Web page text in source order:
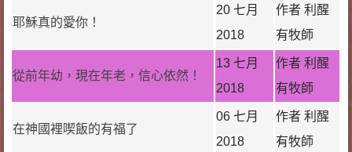
耶穌真的愛你！
20 七月
2018
作者 利醒
有牧師
從前年幼，現在年老，信心依然！
13 七月
2018
作者 利醒
有牧師
在神國裡喫飯的有福了
06 七月
2018
作者 利醒
有牧師